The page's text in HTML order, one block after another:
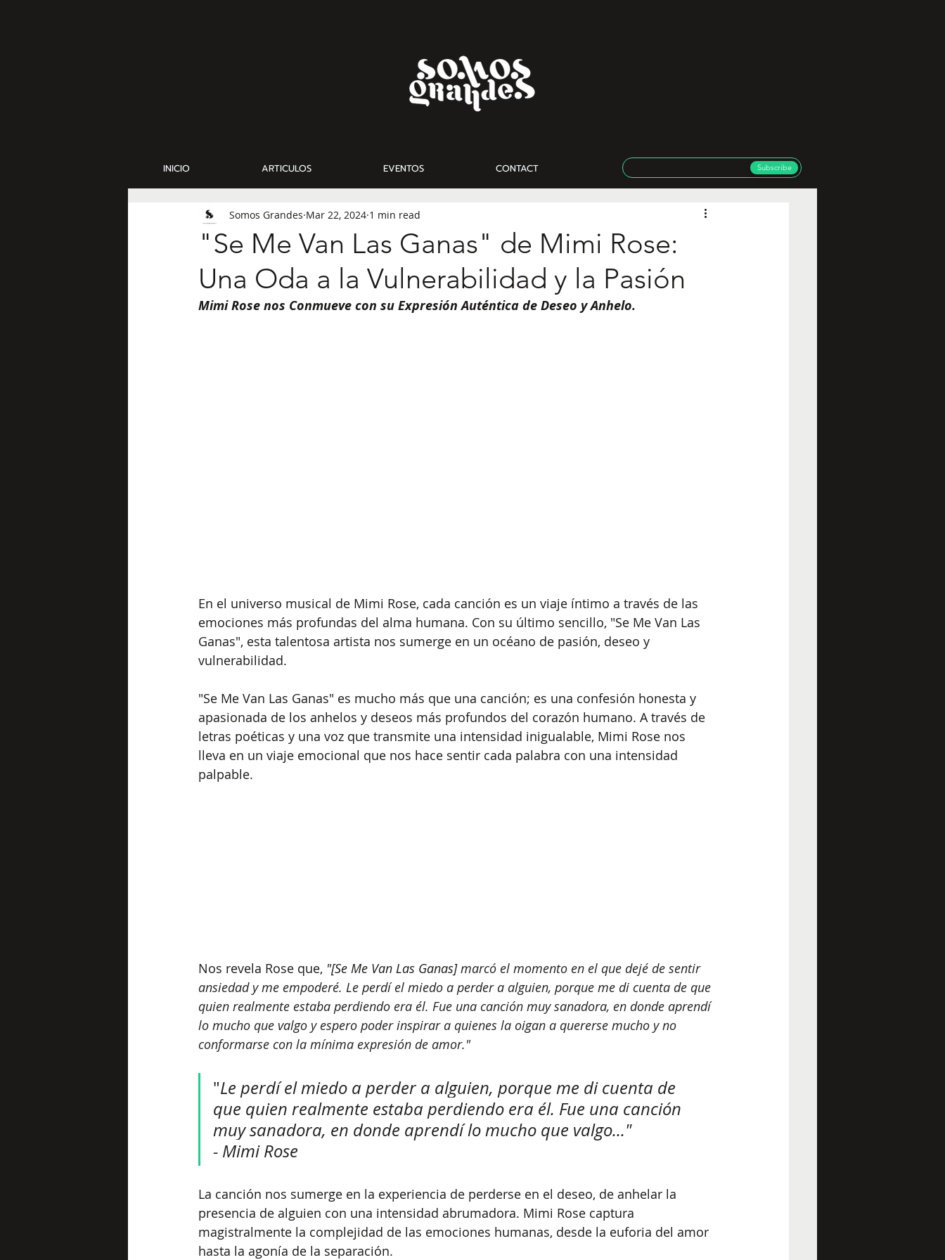
INICIO ARTICULOS EVENTOS CONTACT Subscribe
"Se Me Van Las Ganas" de Mimi Rose:
Una Oda a la Vulnerabilidad y la Pasión
Somos Grandes Mar 22, 2024 1 min read
Mimi Rose nos Conmueve con su Expresión Auténtica de Deseo y Anhelo.
En el universo musical de Mimi Rose, cada canción es un viaje íntimo a través de las
emociones más profundas del alma humana. Con su último sencillo, "Se Me Van Las
Ganas", esta talentosa artista nos sumerge en un océano de pasión, deseo y
vulnerabilidad.
"Se Me Van Las Ganas" es mucho más que una canción; es una confesión honesta y
apasionada de los anhelos y deseos más profundos del corazón humano. A través de
letras poéticas y una voz que transmite una intensidad inigualable, Mimi Rose nos
lleva en un viaje emocional que nos hace sentir cada palabra con una intensidad
palpable.
Nos revela Rose que, "[Se Me Van Las Ganas] marcó el momento en el que dejé de sentir
ansiedad y me empoderé. Le perdí el miedo a perder a alguien, porque me di cuenta de que
quien realmente estaba perdiendo era él. Fue una canción muy sanadora, en donde aprendí
lo mucho que valgo y espero poder inspirar a quienes la oigan a quererse mucho y no
conformarse con la mínima expresión de amor."
"Le perdí el miedo a perder a alguien, porque me di cuenta de
que quien realmente estaba perdiendo era él. Fue una canción
muy sanadora, en donde aprendí lo mucho que valgo..."
- Mimi Rose
La canción nos sumerge en la experiencia de perderse en el deseo, de anhelar la
presencia de alguien con una intensidad abrumadora. Mimi Rose captura
magistralmente la complejidad de las emociones humanas, desde la euforia del amor
hasta la agonía de la separación.